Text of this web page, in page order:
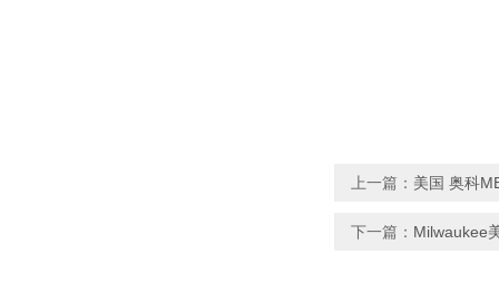
上一篇： 美国 奥科
下一篇： Milwaukee